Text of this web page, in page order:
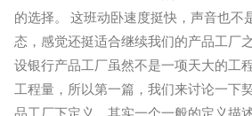
探
索"
的选择。 这班动卧速度挺快，声音也不
态，感觉还挺适合继续我们的产品工厂
设银行产品工厂虽然不是一项天大的工
工程量，所以第一篇，我们来讨论一下